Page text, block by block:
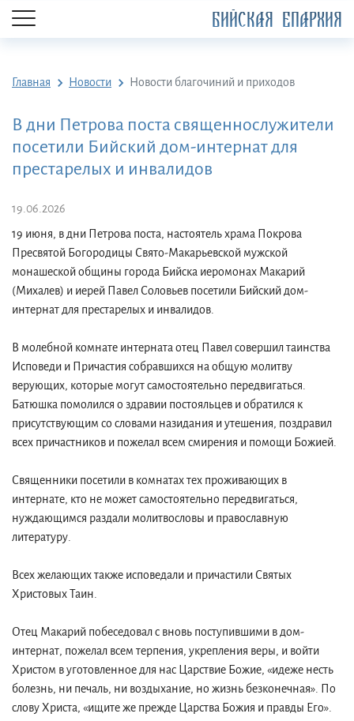
БИЙСКАЯ ЕПАРХИЯ
Главная Новости Новости благочиний и приходов
В дни Петрова поста священнослужители
посетили Бийский дом-интернат для
престарелых и инвалидов
19.06.2026
19 июня, в дни Петрова поста, настоятель храма Покрова
Пресвятой Богородицы Свято-Макарьевской мужской
монашеской общины города Бийска иеромонах Макарий
(Михалев) и иерей Павел Соловьев посетили Бийский дом-
интернат для престарелых и инвалидов.
В молебной комнате интерната отец Павел совершил таинства
Исповеди и Причастия собравшихся на общую молитву
верующих, которые могут самостоятельно передвигаться.
Батюшка помолился о здравии постояльцев и обратился к
присутствующим со словами назидания и утешения, поздравил
всех причастников и пожелал всем смирения и помощи Божией.
Священники посетили в комнатах тех проживающих в
интернате, кто не может самостоятельно передвигаться,
нуждающимся раздали молитвословы и православную
литературу.
Всех желающих также исповедали и причастили Святых
Христовых Таин.
Отец Макарий побеседовал с вновь поступившими в дом-
интернат, пожелал всем терпения, укрепления веры, и войти
Христом в уготовленное для нас Царствие Божие, «идеже несть
болезнь, ни печаль, ни воздыхание, но жизнь безконечная». По
слову Христа, «ищите же прежде Царства Божия и правды Его».